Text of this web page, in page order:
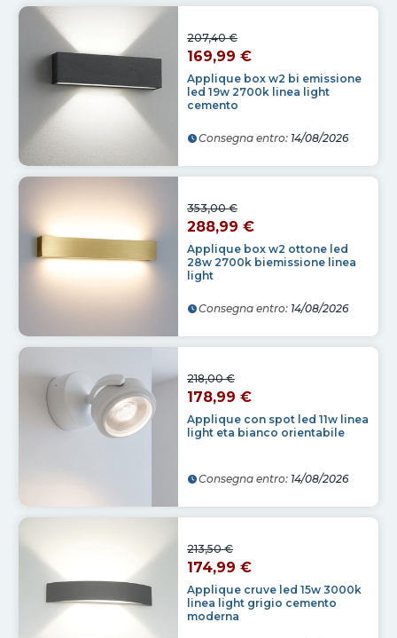
Applique box w2 bi emissione
led 19w 2700k linea light
cemento
207,40 €
169,99 €
Consegna entro: 14/08/2026
Applique box w2 ottone led
28w 2700k biemissione linea
light
353,00 €
288,99 €
Consegna entro: 14/08/2026
Applique con spot led 11w linea
light eta bianco orientabile
218,00 €
178,99 €
Consegna entro: 14/08/2026
Applique cruve led 15w 3000k
linea light grigio cemento
moderna
213,50 €
174,99 €